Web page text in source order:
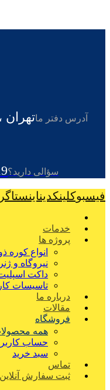
آدرس دفتر ماتهران
سؤالی دارید؟
فیسبوکلینکدین
خدمات
پروژه ها
انواع کوره
نیروگاه و
داکت
تاسیسات
درباره ما
مقالات
فروشگاه
همه
حساب
سبد خرید
تماس
ثبت سفارش آنلاین